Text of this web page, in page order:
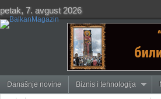
petak, 7. avgust 2026
Današnje novine Biznis i tehnologija